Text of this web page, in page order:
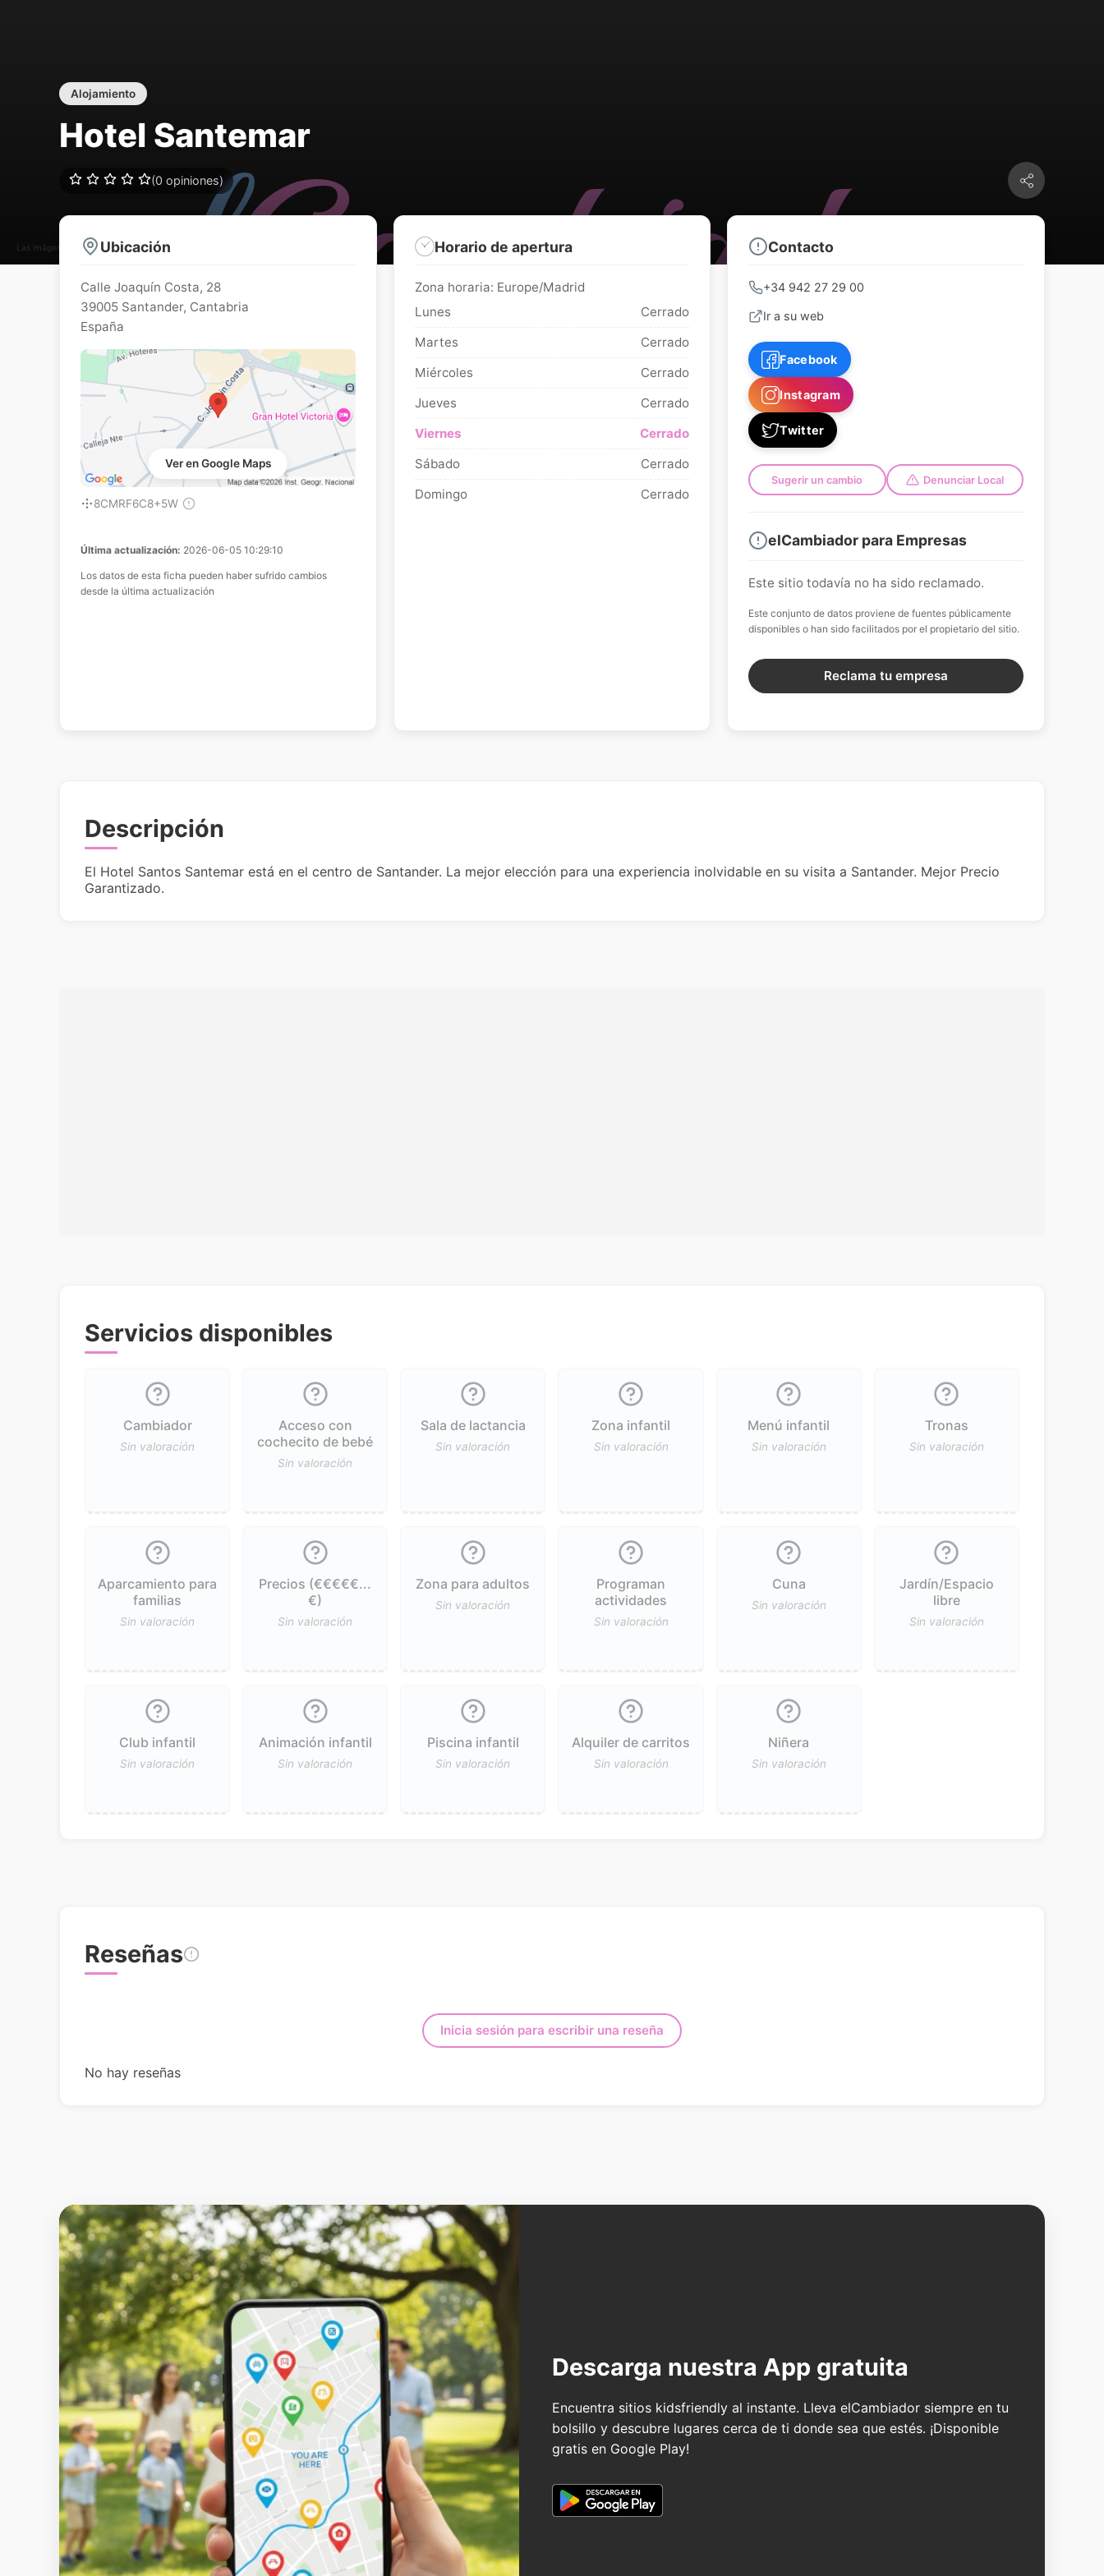
Las imágenes pueden estar sujetas a derechos de autor
Alojamiento
Hotel Santemar
(0 opiniones)
Ubicación
Calle Joaquín Costa, 28
39005 Santander, Cantabria
España
Ver en Google Maps
8CMRF6C8+5W
Última actualización: 2026-06-05 10:29:10
Los datos de esta ficha pueden haber sufrido cambios
desde la última actualización
Horario de apertura
Zona horaria: Europe/Madrid
Lunes
Cerrado
Martes
Cerrado
Miércoles
Cerrado
Jueves
Cerrado
Viernes
Cerrado
Sábado
Cerrado
Domingo
Cerrado
Contacto
+34 942 27 29 00
Ir a su web
Facebook
Instagram
Twitter
Sugerir un cambio Denunciar Local
elCambiador para Empresas
Este sitio todavía no ha sido reclamado.
Este conjunto de datos proviene de fuentes públicamente
disponibles o han sido facilitados por el propietario del sitio.
Reclama tu empresa
Descripción
El Hotel Santos Santemar está en el centro de Santander. La mejor elección para una experiencia inolvidable en su visita a Santander. Mejor Precio
Garantizado.
Servicios disponibles
Cambiador
Sin valoración
Acceso con
cochecito de bebé
Sin valoración
Sala de lactancia
Sin valoración
Zona infantil
Sin valoración
Menú infantil
Sin valoración
Tronas
Sin valoración
Aparcamiento para
familias
Sin valoración
Precios (€€€€€...
€)
Sin valoración
Zona para adultos
Sin valoración
Programan
actividades
Sin valoración
Cuna
Sin valoración
Jardín/Espacio
libre
Sin valoración
Club infantil
Sin valoración
Animación infantil
Sin valoración
Piscina infantil
Sin valoración
Alquiler de carritos
Sin valoración
Niñera
Sin valoración
Reseñas
Inicia sesión para escribir una reseña
No hay reseñas
Descarga nuestra App gratuita
Encuentra sitios kidsfriendly al instante. Lleva elCambiador siempre en tu
bolsillo y descubre lugares cerca de ti donde sea que estés. ¡Disponible
gratis en Google Play!